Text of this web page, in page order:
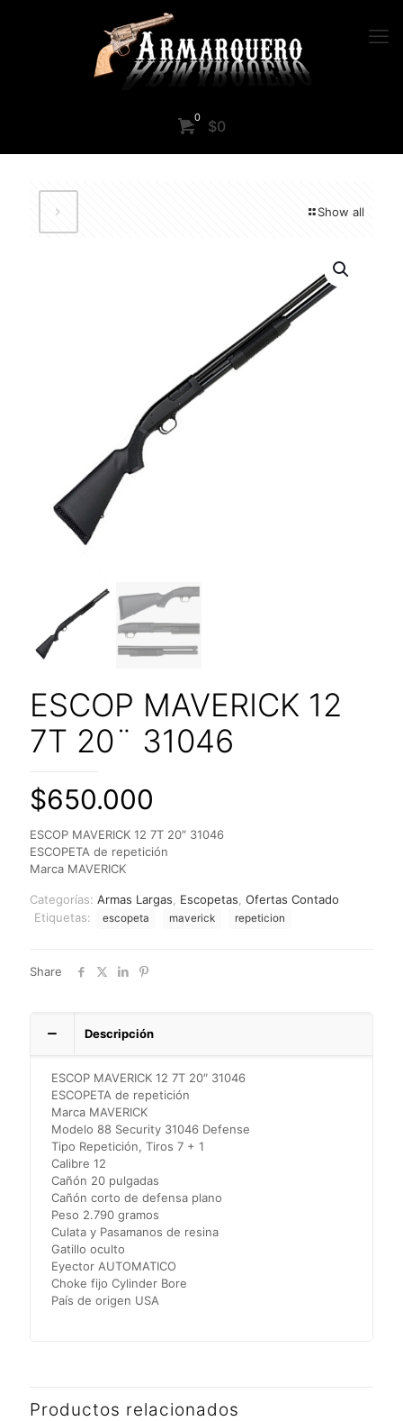
0 $0
Show all
ESCOP MAVERICK 12
7T 20¨ 31046
$650.000
ESCOP MAVERICK 12 7T 20″ 31046
ESCOPETA de repetición
Marca MAVERICK
Categorías: Armas Largas Escopetas Ofertas Contado
Etiquetas:
escopeta maverick repeticion
Share
Descripción
ESCOP MAVERICK 12 7T 20″ 31046
ESCOPETA de repetición
Marca MAVERICK
Modelo 88 Security 31046 Defense
Tipo Repetición, Tiros 7 + 1
Calibre 12
Cañón 20 pulgadas
Cañón corto de defensa plano
Peso 2.790 gramos
Culata y Pasamanos de resina
Gatillo oculto
Eyector AUTOMATICO
Choke fijo Cylinder Bore
País de origen USA
Productos relacionados